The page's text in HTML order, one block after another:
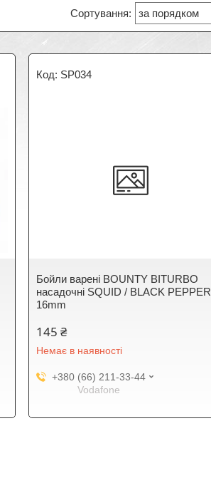
SP034
Бойли варені BOUNTY BITURBO
насадочні SQUID / BLACK PEPPER
16mm
145 ₴
Немає в наявності
+380 (66) 211-33-44
Vodafone